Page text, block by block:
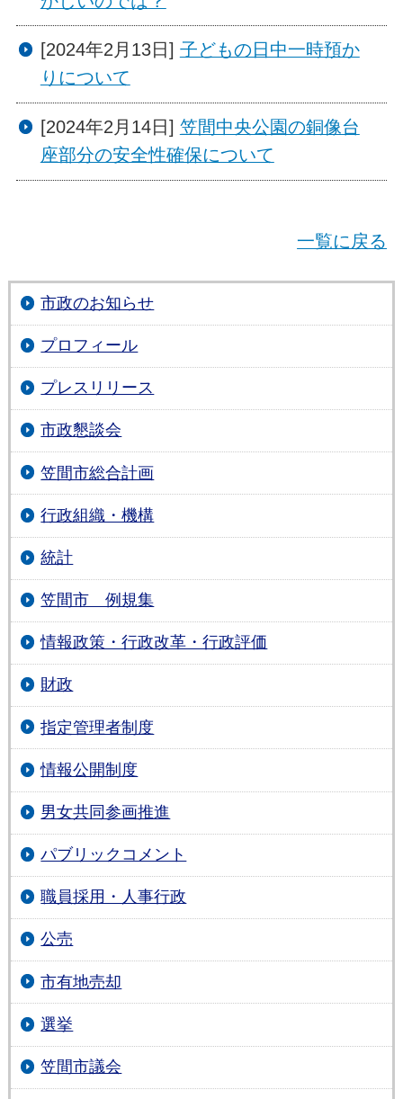
[2024年2月13日] 子どもの日中一時預か
りについて
[2024年2月14日] 笠間中央公園の銅像台
座部分の安全性確保について
一覧に戻る
市政のお知らせ
プロフィール
プレスリリース
市政懇談会
笠間市総合計画
行政組織・機構
統計
笠間市 例規集
情報政策・行政改革・行政評価
財政
指定管理者制度
情報公開制度
男女共同参画推進
パブリックコメント
職員採用・人事行政
公売
市有地売却
選挙
笠間市議会